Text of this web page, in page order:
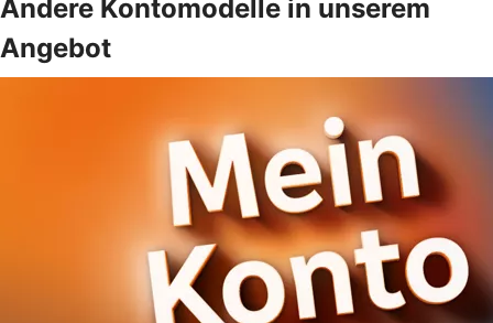
Andere Kontomodelle in unserem
Angebot